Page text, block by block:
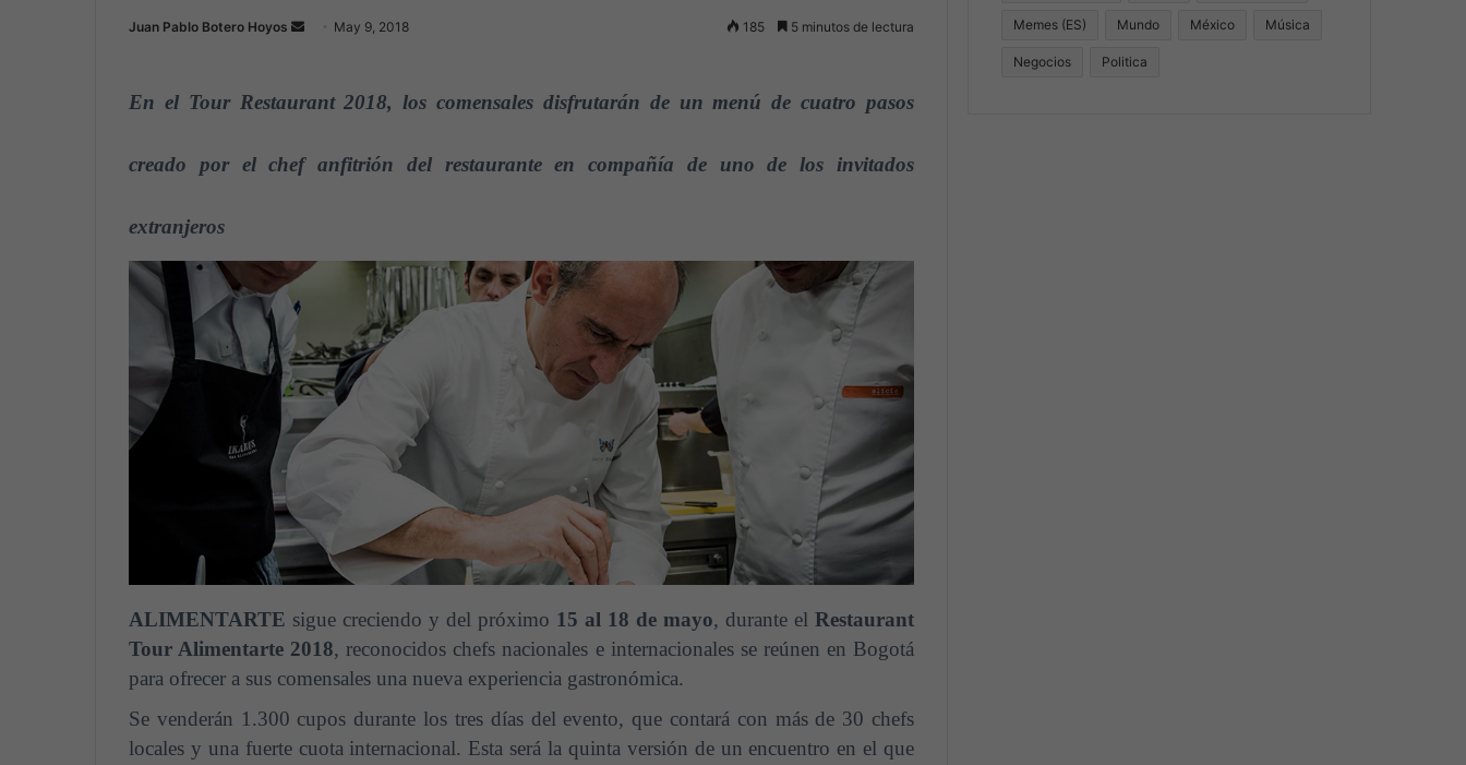
Juan Pablo Botero Hoyos
d
n
i
May 9, 2018 185 5 minutos de lectura
En el Tour Restaurant 2018, los comensales disfrutarán de un menú de cuatro pasos
creado por el chef anfitrión del restaurante en compañía de uno de los invitados
extranjeros
ALIMENTARTE sigue creciendo y del próximo 15 al 18 de mayo, durante el Restaurant
Tour Alimentarte 2018, reconocidos chefs nacionales e internacionales se reúnen en Bogotá
para ofrecer a sus comensales una nueva experiencia gastronómica.
Se venderán 1.300 cupos durante los tres días del evento, que contará con más de 30 chefs
locales y una fuerte cuota internacional. Esta será la quinta versión de un encuentro en el que
Memes (ES) Mundo México Música
Negocios Politica